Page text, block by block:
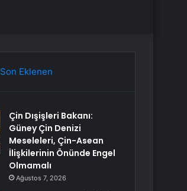
Son Eklenen
Çin Dışişleri Bakanı:
Güney Çin Denizi
Meseleleri, Çin-Asean
İlişkilerinin Önünde Engel
Olmamalı
Ağustos 7, 2026